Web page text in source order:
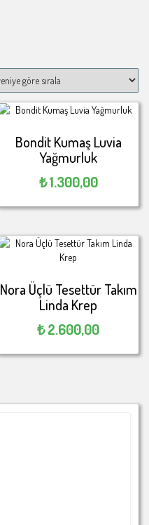
Bondit Kumaş Luvia
Yağmurluk
₺1.300,00
Nora Üçlü Tesettür Takım
Linda Krep
₺2.600,00